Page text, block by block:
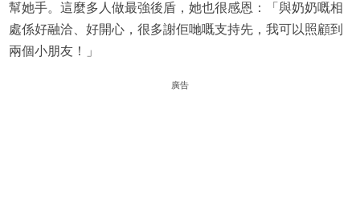
幫她手。這麼多人做最強後盾，她也很感恩：「與奶奶嘅相
處係好融洽、好開心，很多謝佢哋嘅支持先，我可以照顧到
兩個小朋友！」
廣告